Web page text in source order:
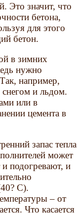
Это значит, что
бетона,
для этого
бетон.
в зимних
нужно
например,
и льдом.
или в
цемента в
запас тепла
может
подогревают, и
С).
– от
Что касается